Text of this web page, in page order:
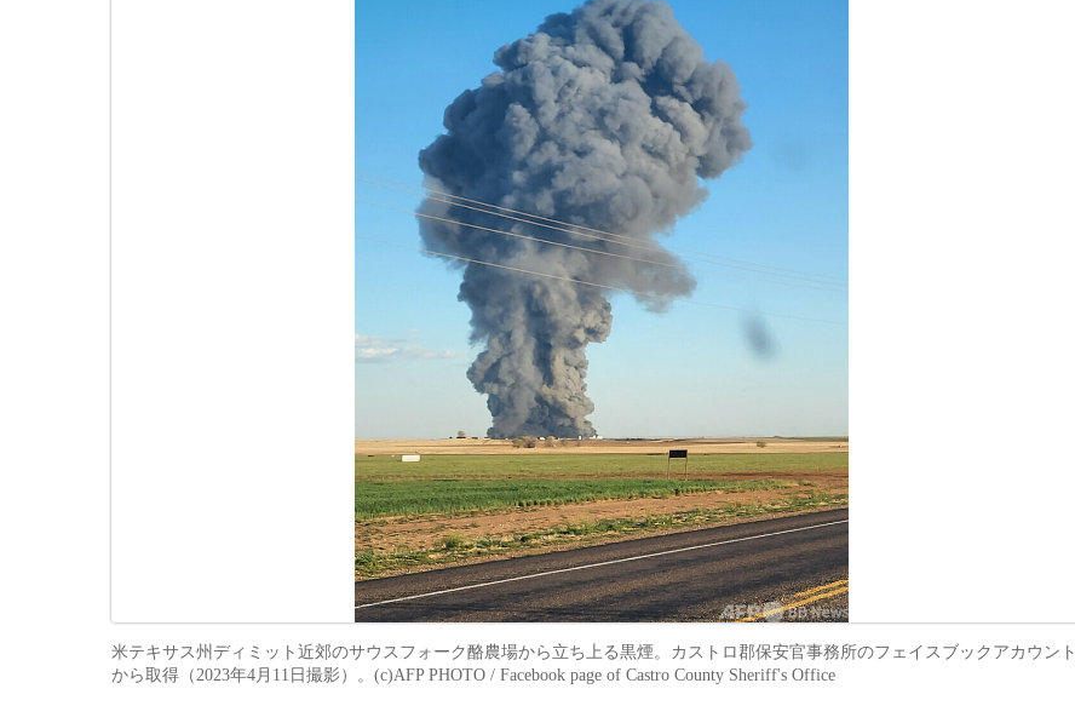
米テキサス州ディミット近郊のサウスフォーク酪農場から立ち上る黒煙。カストロ郡保安官事務所のフェイスブックアカウント
から取得（2023年4月11日撮影）。(c)AFP PHOTO / Facebook page of Castro County Sheriff's Office